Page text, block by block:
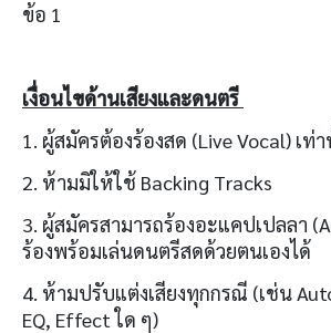
ข้อ 1
เงื่อนไขด้านเสียงและดนตรี
1. ผู้สมัครต้องร้องสด (Live Vocal) เท่
2. ห้ามมิให้ใช้ Backing Tracks
3. ผู้สมัครสามารถร้องอะแคปเปลลา
ร้องพร้อมเล่นดนตรีสดด้วยตนเองได้
4. ห้ามปรับแต่งเสียงทุกกรณี (เช่น
EQ, Effect ใด ๆ)